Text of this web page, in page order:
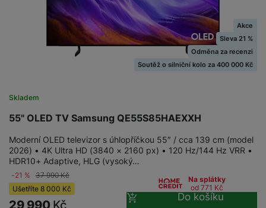
55" OLED TV Samsung QE55S85HAEXXH
Skladem
Akce
Sleva 21 %
Odměna za recenzi
Soutěž o silniční kolo za 400 000 Kč
Moderní OLED televizor s úhlopříčkou 55″ / cca 139 cm (model
2026) • 4K Ultra HD (3840 × 2160 px) • 120 Hz/144 Hz VRR •
HDR10+ Adaptive, HLG (vysoký…
-21 % 37 990Kč
Ušetříte 8 000 Kč
29 990 Kč
Na splátky
od 771 Kč
Do košíku